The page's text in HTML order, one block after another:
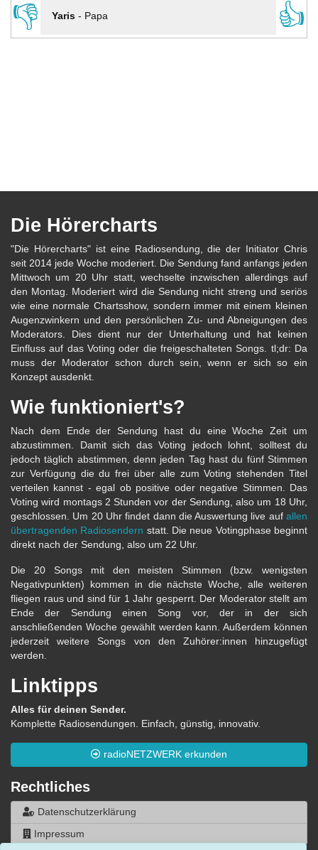
👎
Yaris- Papa 👍
Die Hörercharts
"Die Hörercharts" ist eine Radiosendung, die der Initiator Chris
seit 2014 jede Woche moderiert. Die Sendung fand anfangs jeden
Mittwoch um 20 Uhr statt, wechselte inzwischen allerdings auf
den Montag. Moderiert wird die Sendung nicht streng und seriös
wie eine normale Chartsshow, sondern immer mit einem kleinen
Augenzwinkern und den persönlichen Zu- und Abneigungen des
Moderators. Dies dient nur der Unterhaltung und hat keinen
Einfluss auf das Voting oder die freigeschalteten Songs. tl;dr: Da
muss der Moderator schon durch sein, wenn er sich so ein
Konzept ausdenkt.
Wie funktioniert's?
Nach dem Ende der Sendung hast du eine Woche Zeit um
abzustimmen. Damit sich das Voting jedoch lohnt, solltest du
jedoch täglich abstimmen, denn jeden Tag hast du fünf Stimmen
zur Verfügung die du frei über alle zum Voting stehenden Titel
verteilen kannst - egal ob positive oder negative Stimmen. Das
Voting wird montags 2 Stunden vor der Sendung, also um 18 Uhr,
geschlossen. Um 20 Uhr findet dann die Auswertung live auf allen
übertragenden Radiosendern statt. Die neue Votingphase beginnt
direkt nach der Sendung, also um 22 Uhr.
Die 20 Songs mit den meisten Stimmen (bzw. wenigsten
Negativpunkten) kommen in die nächste Woche, alle weiteren
fliegen raus und sind für 1 Jahr gesperrt. Der Moderator stellt am
Ende der Sendung einen Song vor, der in der sich
anschließenden Woche gewählt werden kann. Außerdem können
jederzeit weitere Songs von den Zuhörer:innen hinzugefügt
werden.
Linktipps
Alles für deinen Sender.
Komplette Radiosendungen. Einfach, günstig, innovativ.
radioNETZWERK erkunden
Rechtliches
Datenschutzerklärung
Impressum